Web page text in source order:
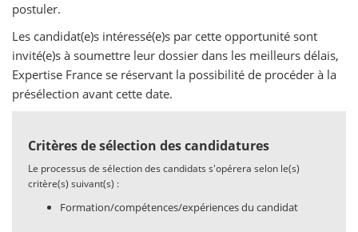
postuler.
Les candidat(e)s intéressé(e)s par cette opportunité sont
invité(e)s à soumettre leur dossier dans les meilleurs délais,
Expertise France se réservant la possibilité de procéder à la
présélection avant cette date.
Critères de sélection des candidatures
Le processus de sélection des candidats s'opérera selon le(s)
critère(s) suivant(s) :
Formation/compétences/expériences du candidat